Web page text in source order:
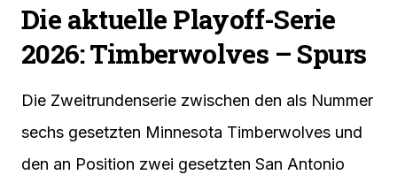
Die aktuelle Playoff-Serie
2026: Timberwolves – Spurs
Die Zweitrundenserie zwischen den als Nummer
sechs gesetzten Minnesota Timberwolves und
den an Position zwei gesetzten San Antonio